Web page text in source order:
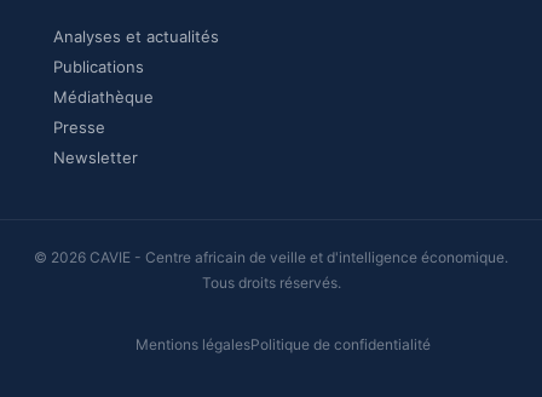
Analyses et actualités
Publications
Médiathèque
Presse
Newsletter
© 2026 CAVIE - Centre africain de veille et d'intelligence économique.
Tous droits réservés.
Mentions légalesPolitique de confidentialité